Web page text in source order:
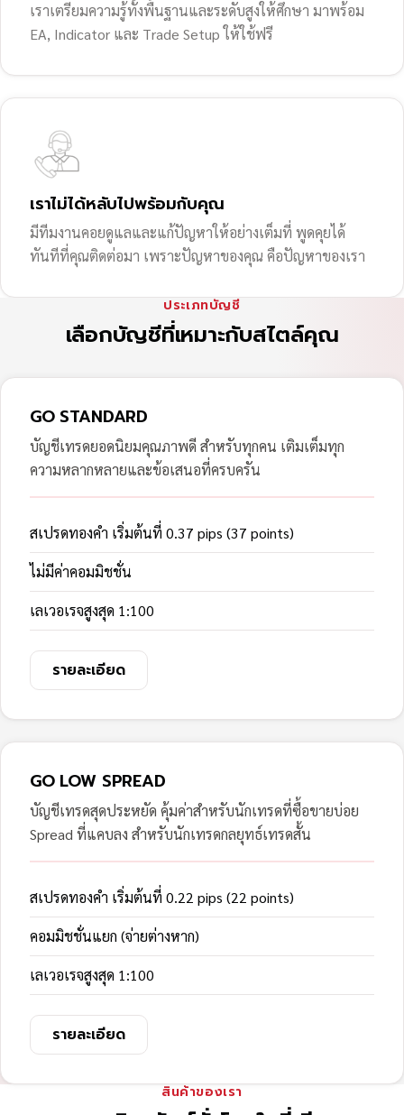
เราเตรียมความรู้ทั้งพื้นฐานและระดับสูงให้ศึกษา มาพร้อม
EA, Indicator และ Trade Setup ให้ใช้ฟรี
เราไม่ได้หลับไปพร้อมกับคุณ
มีทีมงานคอยดูแลและแก้ปัญหาให้อย่างเต็มที่ พูดคุยได้
ทันทีที่คุณติดต่อมา เพราะปัญหาของคุณ คือปัญหาของเรา
ประเภทบัญชี
เลือกบัญชีที่เหมาะกับสไตล์คุณ
GO STANDARD
บัญชีเทรดยอดนิยมคุณภาพดี สำหรับทุกคน เติมเต็มทุก
ความหลากหลายและข้อเสนอที่ครบครัน
สเปรดทองคำ เริ่มต้นที่ 0.37 pips (37 points)
ไม่มีค่าคอมมิชชั่น
เลเวอเรจสูงสุด 1:100
รายละเอียด
GO LOW SPREAD
บัญชีเทรดสุดประหยัด คุ้มค่าสำหรับนักเทรดที่ซื้อขายบ่อย
Spread ที่แคบลง สำหรับนักเทรดกลยุทธ์เทรดสั้น
สเปรดทองคำ เริ่มต้นที่ 0.22 pips (22 points)
คอมมิชชั่นแยก (จ่ายต่างหาก)
เลเวอเรจสูงสุด 1:100
รายละเอียด
สินค้าของเรา